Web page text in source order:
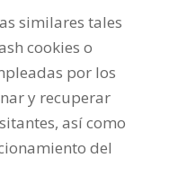
similares tales
cookies o
por los
y recuperar
así como
del